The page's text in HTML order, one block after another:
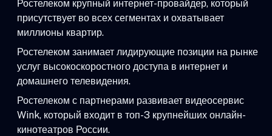
Ростелеком крупный интернет-провайдер, который
присутствует во всех сегментах и охватывает
миллионы квартир.
Ростелеком занимает лидирующие позиции на рынке
услуг высокоскоростного доступа в интернет и
домашнего телевидения.
Ростелеком с партнерами развивает видеосервис
Wink, который входит в топ-3 крупнейших онлайн-
кинотеатров России.